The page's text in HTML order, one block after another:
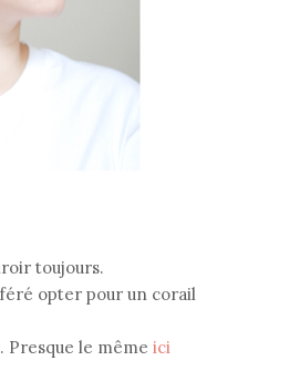
toujours.
opter pour un corail
. Presque le même ici